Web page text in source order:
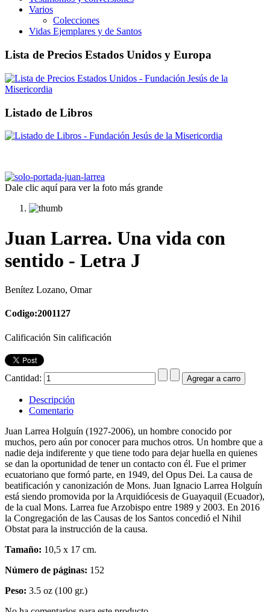
Varios
Colecciones
Vidas Ejemplares y de Santos
Lista de Precios Estados Unidos y Europa
Listado de Libros
Dale clic aquí para ver la foto más grande
Juan Larrea. Una vida con
sentido - Letra J
Benítez Lozano, Omar
Codigo:2001127
Calificación Sin calificación
Cantidad:
Descripción
Comentario
Juan Larrea Holguín (1927-2006), un hombre conocido por
muchos, pero aún por conocer para muchos otros. Un hombre que a
nadie deja indiferente y que tiene todo para dejar huella en quienes
se dan la oportunidad de tener un contacto con él. Fue el primer
ecuatoriano que formó parte, en 1949, del Opus Dei. La causa de
beatificación y canonización de Mons. Juan Ignacio Larrea Holguín
está siendo promovida por la Arquidiócesis de Guayaquil (Ecuador),
de la cual Mons. Larrea fue Arzobispo entre 1989 y 2003. En 2016
la Congregación de las Causas de los Santos concedió el Nihil
Obstat para la instrucción de la causa.
Tamaño: 10,5 x 17 cm.
Número de páginas: 152
Peso: 3.5 oz (100 gr.)